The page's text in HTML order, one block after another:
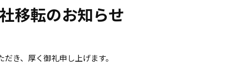
移転のお知らせ
き、厚く御礼申し上げます。